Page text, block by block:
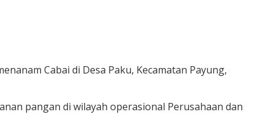
Cabai di Desa Paku, Kecamatan Payung,
pangan di wilayah operasional Perusahaan dan